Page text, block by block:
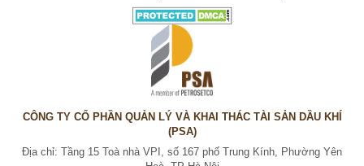
CÔNG TY CỔ PHẦN QUẢN LÝ VÀ KHAI THÁC TÀI SẢN DẦU KHÍ
(PSA)
Địa chỉ: Tầng 15 Toà nhà VPI, số 167 phố Trung Kính, Phường Yên